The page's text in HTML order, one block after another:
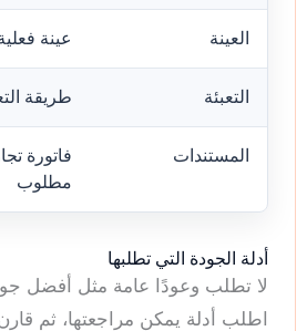
العينة عينة
التعبئة طريقة
المستندات
فاتورة
مطلوب
أدلة الجودة التي تطلبها
لا تطلب وعودًا عامة مثل أفضل
اطلب أدلة يمكن مراجعتها، ثم